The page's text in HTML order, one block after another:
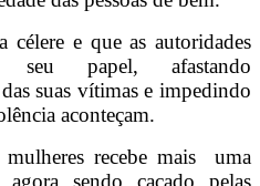
célere e que as autoridades
seu papel, afastando
suas vítimas e impedindo
aconteçam.
recebe mais uma
sendo caçado pelas